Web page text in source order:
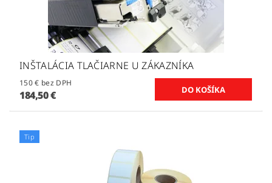
INŠTALÁCIA TLAČIARNE U ZÁKAZNÍKA
150 € bez DPH
184,50 €
Tip